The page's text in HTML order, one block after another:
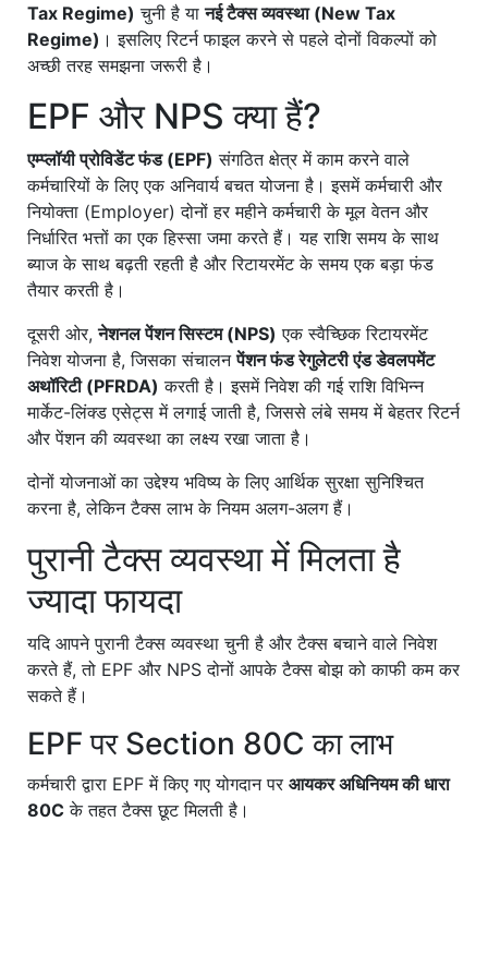
Tax Regime) चुनी है यानई टैक्स व्यवस्था (New Tax
Regime) । इसलिए रिटर्न फाइल करने से पहले दोनों विकल्पों को
अच्छी तरह समझना जरूरी है।
EPF और NPS क्या हैं?
एम्प्लॉयी प्रोविडेंट फंड (EPF) संगठित क्षेत्र में काम करने वाले
कर्मचारियों के लिए एक अनिवार्य बचत योजना है। इसमें कर्मचारी और
नियोक्ता (Employer) दोनों हर महीने कर्मचारी के मूल वेतन और
निर्धारित भत्तों का एक हिस्सा जमा करते हैं। यह राशि समय के साथ
ब्याज के साथ बढ़ती रहती है और रिटायरमेंट के समय एक बड़ा फंड
तैयार करती है।
दूसरी ओर,नेशनल पेंशन सिस्टम (NPS) एक स्वैच्छिक रिटायरमेंट
निवेश योजना है, जिसका संचालनपेंशन फंड रेगुलेटरी एंड डेवलपमेंट
अथॉरिटी (PFRDA) करती है। इसमें निवेश की गई राशि विभिन्न
मार्केट-लिंक्ड एसेट्स में लगाई जाती है, जिससे लंबे समय में बेहतर रिटर्न
और पेंशन की व्यवस्था का लक्ष्य रखा जाता है।
दोनों योजनाओं का उद्देश्य भविष्य के लिए आर्थिक सुरक्षा सुनिश्चित
करना है, लेकिन टैक्स लाभ के नियम अलग-अलग हैं।
पुरानी टैक्स व्यवस्था में मिलता है
ज्यादा फायदा
यदि आपने पुरानी टैक्स व्यवस्था चुनी है और टैक्स बचाने वाले निवेश
करते हैं, तो EPF और NPS दोनों आपके टैक्स बोझ को काफी कम कर
सकते हैं।
EPF पर Section 80C का लाभ
कर्मचारी द्वारा EPF में किए गए योगदान पर आयकर अधिनियम की धारा
80C के तहत टैक्स छूट मिलती है।